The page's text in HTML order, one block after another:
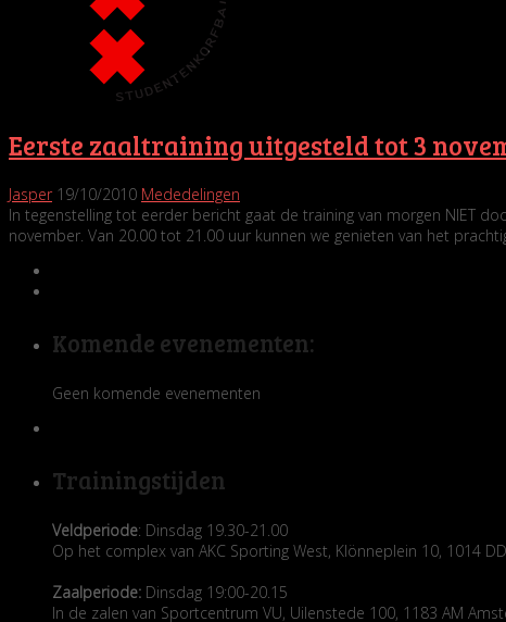
Eerste zaaltraining uitgesteld tot 3
Jasper 19/10/2010 Mededelingen
In tegenstelling tot eerder bericht gaat de training van morgen NIET
november. Van 20.00 tot 21.00 uur kunnen we genieten van het
Komende evenementen:
Geen komende evenementen
Trainingstijden
Veldperiode: Dinsdag 19.30-21.00
Op het complex van AKC Sporting West, Klönneplein 10, 1014
Zaalperiode: Dinsdag 19:00-20.15
In de zalen van Sportcentrum VU, Uilenstede 100, 1183 AM